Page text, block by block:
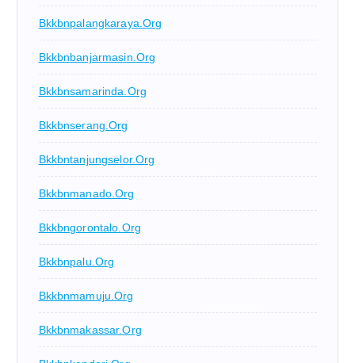
Bkkbnpalangkaraya.org
Bkkbnbanjarmasin.org
Bkkbnsamarinda.org
Bkkbnserang.org
Bkkbntanjungselor.org
Bkkbnmanado.org
Bkkbngorontalo.org
Bkkbnpalu.org
Bkkbnmamuju.org
Bkkbnmakassar.org